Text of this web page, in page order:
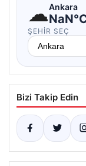
☁Ankara
ŞEHIR SEÇ
Bizi Takip Edin